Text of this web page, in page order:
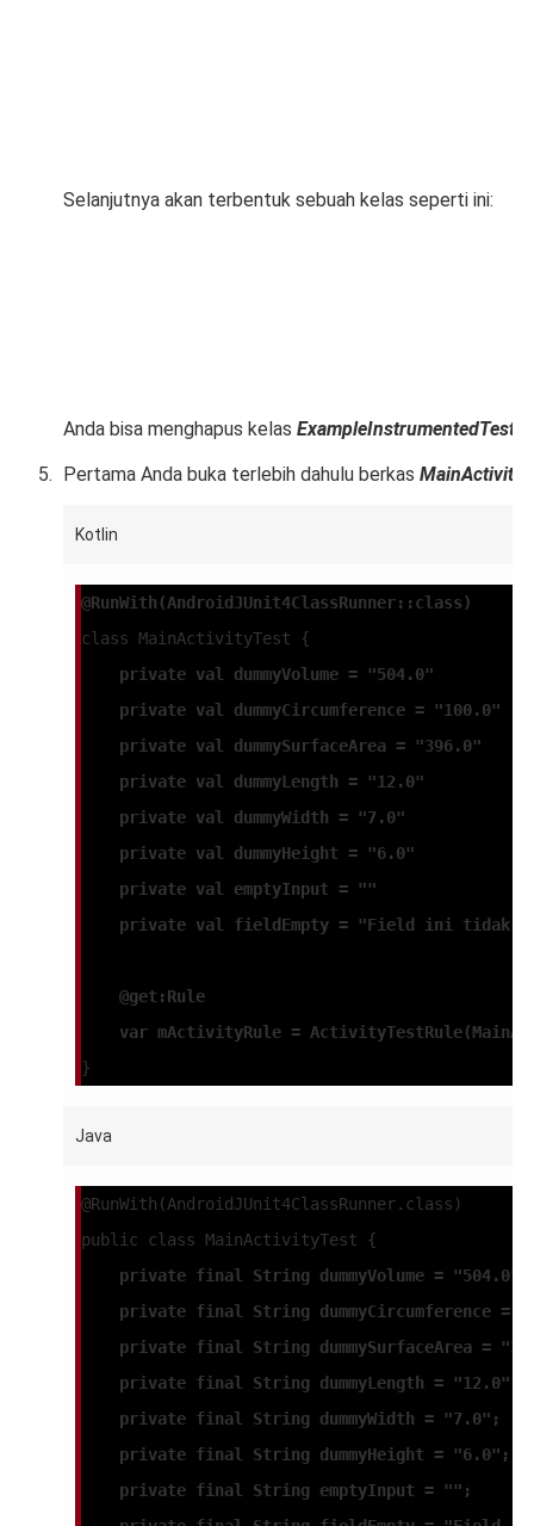
Selanjutnya akan terbentuk sebuah kelas seperti ini:
Anda bisa menghapus kelas ExampleInstrumentedTest
Pertama Anda buka terlebih dahulu berkas
Kotlin
@RunWith(AndroidJUnit4ClassRunner::class)
class MainActivityTest {
    private val dummyVolume = "504.0"
    private val dummyCircumference = "100.0"
    private val dummySurfaceArea = "396.0"
    private val dummyLength = "12.0"
    private val dummyWidth = "7.0"
    private val dummyHeight = "6.0"
    private val emptyInput = ""
private val fieldEmpty = "Field ini tidak
    @get:Rule
var mActivityRule =
}
Java
@RunWith(AndroidJUnit4ClassRunner.class)
public class MainActivityTest {
    private final String dummyVolume = "504.0";
private final String dummyCircumference =
private final String dummySurfaceArea =
    private final String dummyLength = "12.0";
    private final String dummyWidth = "7.0";
    private final String dummyHeight = "6.0";
    private final String emptyInput = "";